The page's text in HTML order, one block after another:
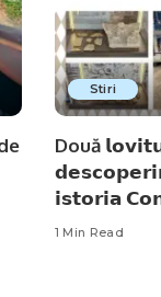
Stiri
Două
𝗶𝘀𝘁𝗼𝗿𝗶𝗮
1 Min Read